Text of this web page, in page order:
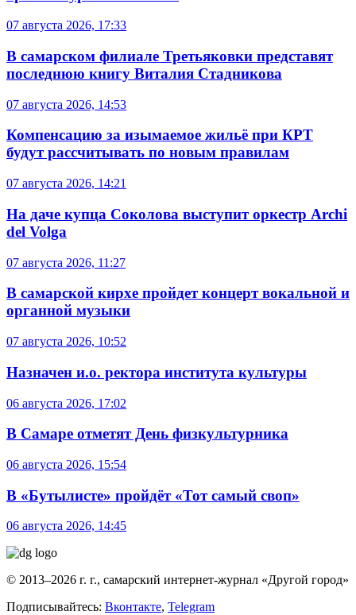
07 августа 2026, 17:33
В самарском филиале Третьяковки представят
последнюю книгу Виталия Стадникова
07 августа 2026, 14:53
Компенсацию за изымаемое жильё при КРТ
будут рассчитывать по новым правилам
07 августа 2026, 14:21
На даче купца Соколова выступит оркестр Archi
del Volga
07 августа 2026, 11:27
В самарской кирхе пройдет концерт вокальной и
органной музыки
07 августа 2026, 10:52
Назначен и.о. ректора института культуры
06 августа 2026, 17:02
В Самаре отметят День физкультурника
06 августа 2026, 15:54
В «Бутылисте» пройдёт «Тот самый своп»
06 августа 2026, 14:45
© 2013–2026 г. г., самарский интернет-журнал «Другой город»
Подписывайтесь: Вконтакте, Telegram